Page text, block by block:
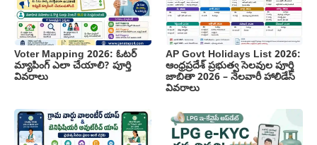
Voter Mapping 2026: ఓటర్
మ్యాపింగ్ ఎలా చేయాలి? పూర్తి
వివరాలు
AP Govt Holidays List 2026:
ఆంధ్రప్రదేశ్ ప్రభుత్వ సెలవుల పూర్తి
జాబితా 2026 – నెలవారీ హాలిడేస్
వివరాలు